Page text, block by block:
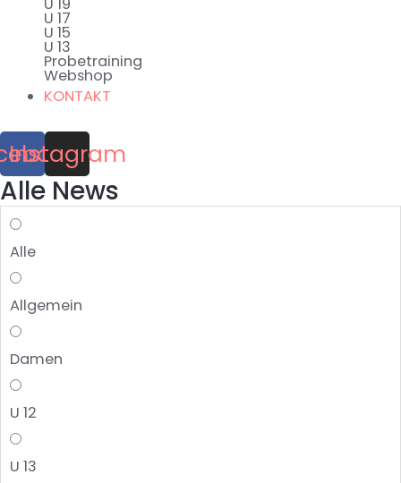
U 17
U 15
U 13
Probetraining
Webshop
KONTAKT
Instagram
Alle News
Alle
Allgemein
Damen
U 12
U 13